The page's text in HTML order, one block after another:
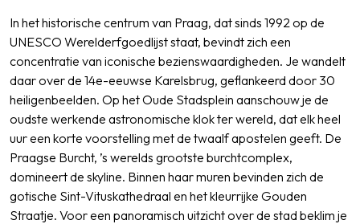
In het historische centrum van Praag, dat sinds 1992 op de
UNESCO Werelderfgoedlijst staat, bevindt zich een
concentratie van iconische bezienswaardigheden. Je wandelt
daar over de 14e-eeuwse Karelsbrug, geflankeerd door 30
heiligenbeelden. Op het Oude Stadsplein aanschouw je de
oudste werkende astronomische klok ter wereld, dat elk heel
uur een korte voorstelling met de twaalf apostelen geeft. De
Praagse Burcht, ’s werelds grootste burchtcomplex,
domineert de skyline. Binnen haar muren bevinden zich de
gotische Sint-Vituskathedraal en het kleurrijke Gouden
Straatje. Voor een panoramisch uitzicht over de stad beklim je